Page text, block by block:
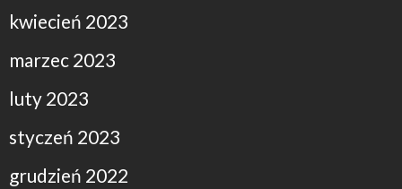
kwiecień 2023
marzec 2023
luty 2023
styczeń 2023
grudzień 2022